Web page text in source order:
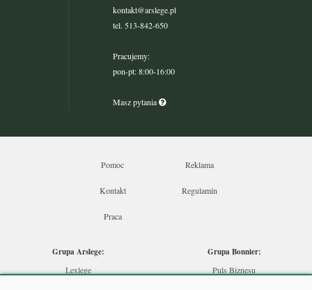
kontakt@arslege.pl
tel. 513-842-650
Pracujemy:
pon-pt: 8:00-16:00
Masz pytania
Pomoc Reklama
Kontakt Regulamin
Praca
Grupa Arslege:
Lexlege
Grupa Bonnier:
Puls Biznesu